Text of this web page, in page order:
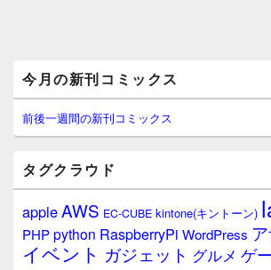
イ
ン
サ
イ
ウ
ィ
ジ
ェ
今月の新刊コミックス
前後一週間の新刊コミックス
タグクラウド
appleAWS EC-CUBE kintone(キントーン)
PHPpython RaspberryPi WordPress
イベント ガジェット グルメ ゲ